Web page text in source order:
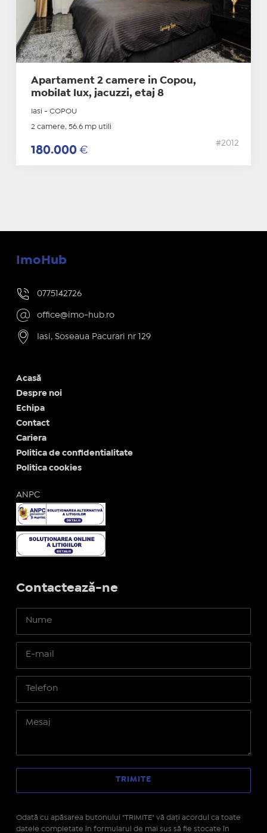
Apartament 2 camere in Copou,
mobilat lux, jacuzzi, etaj 8
Iasi - COPOU
2 camere, 56.6 mp utili
180.000 €
#2012
ImoHub
0775142726
office@imo-hub.ro
Iasi, Soseaua Pacurari nr 129
Acasă
Despre noi
Echipa
Contact
Cariera
Politica de confidentialitate
Politica cookies
ANPC
Contactează-ne
Odată cu apăsarea butonului "TRIMITE" vă daţi acordul ca toate
datele completate în formularul de mai sus să fie stocate în